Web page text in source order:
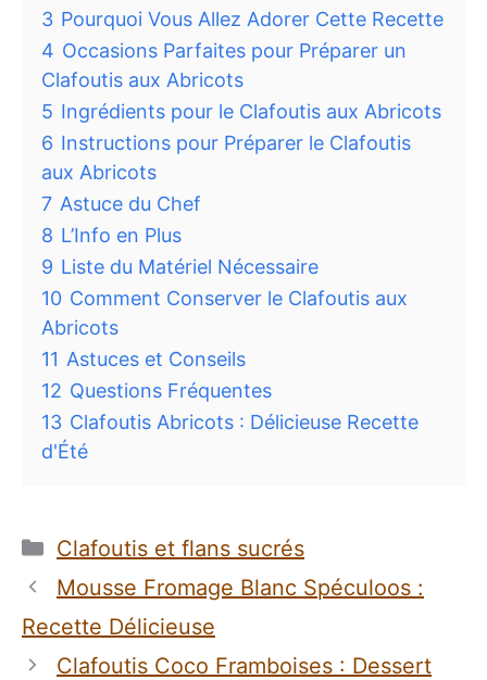
3 Pourquoi Vous Allez Adorer Cette Recette
4 Occasions Parfaites pour Préparer un
Clafoutis aux Abricots
5 Ingrédients pour le Clafoutis aux Abricots
6 Instructions pour Préparer le Clafoutis
aux Abricots
7 Astuce du Chef
8 L’Info en Plus
9 Liste du Matériel Nécessaire
10 Comment Conserver le Clafoutis aux
Abricots
11 Astuces et Conseils
12 Questions Fréquentes
13 Clafoutis Abricots : Délicieuse Recette
d'Été
Catégories
Clafoutis et flans sucrés
Mousse Fromage Blanc Spéculoos :
Recette Délicieuse
Clafoutis Coco Framboises : Dessert